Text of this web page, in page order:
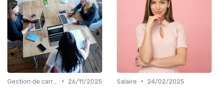
•
26/11/2025
Salaire •
24/02/2025